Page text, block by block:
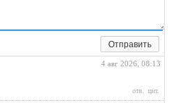
Отправить
4 авг 2026, 08:13
отв. цит.